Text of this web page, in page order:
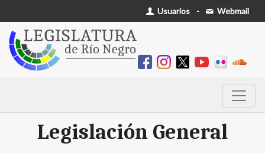
Usuarios - Webmail
Legislación General